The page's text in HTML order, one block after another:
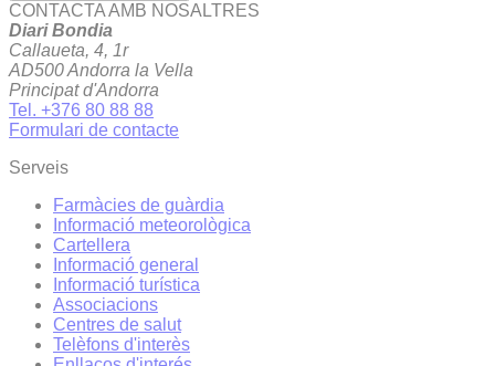
CONTACTA AMB NOSALTRES
Diari Bondia
Callaueta, 4, 1r
AD500 Andorra la Vella
Principat d'Andorra
Tel. +376 80 88 88
Formulari de contacte
Serveis
Farmàcies de guàrdia
Informació meteorològica
Cartellera
Informació general
Informació turística
Associacions
Centres de salut
Telèfons d'interès